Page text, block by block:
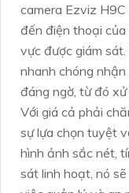
camera Ezviz
đến điện thoại của
vực được giám
nhanh chóng
đáng ngờ, từ đó
Với giá cả phải
sự lựa chọn tuyệt
hình ảnh sắc nét,
sát linh hoạt, nó